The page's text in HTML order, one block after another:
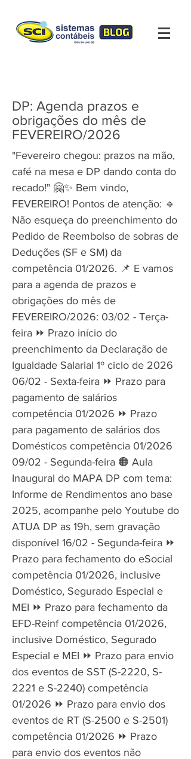
DP: Agenda prazos e
obrigações do mês de
FEVEREIRO/2026
"Fevereiro chegou: prazos na mão,
café na mesa e DP dando conta do
recado!" 🤗✨ Bem vindo,
FEVEREIRO! Pontos de atenção: 🔹
Não esqueça do preenchimento do
Pedido de Reembolso de sobras de
Deduções (SF e SM) da
competência 01/2026. 📌 E vamos
para a agenda de prazos e
obrigações do mês de
FEVEREIRO/2026: 03/02 - Terça-
feira ⏩ Prazo início do
preenchimento da Declaração de
Igualdade Salarial 1º ciclo de 2026
06/02 - Sexta-feira ⏩ Prazo para
pagamento de salários
competência 01/2026 ⏩ Prazo
para pagamento de salários dos
Domésticos competência 01/2026
09/02 - Segunda-feira 🟠 Aula
Inaugural do MAPA DP com tema:
Informe de Rendimentos ano base
2025, acompanhe pelo Youtube do
ATUA DP as 19h, sem gravação
disponível 16/02 - Segunda-feira ⏩
Prazo para fechamento do eSocial
competência 01/2026, inclusive
Doméstico, Segurado Especial e
MEI ⏩ Prazo para fechamento da
EFD-Reinf competência 01/2026,
inclusive Doméstico, Segurado
Especial e MEI ⏩ Prazo para envio
dos eventos de SST (S-2220, S-
2221 e S-2240) competência
01/2026 ⏩ Prazo para envio dos
eventos de RT (S-2500 e S-2501)
competência 01/2026 ⏩ Prazo
para envio dos eventos não